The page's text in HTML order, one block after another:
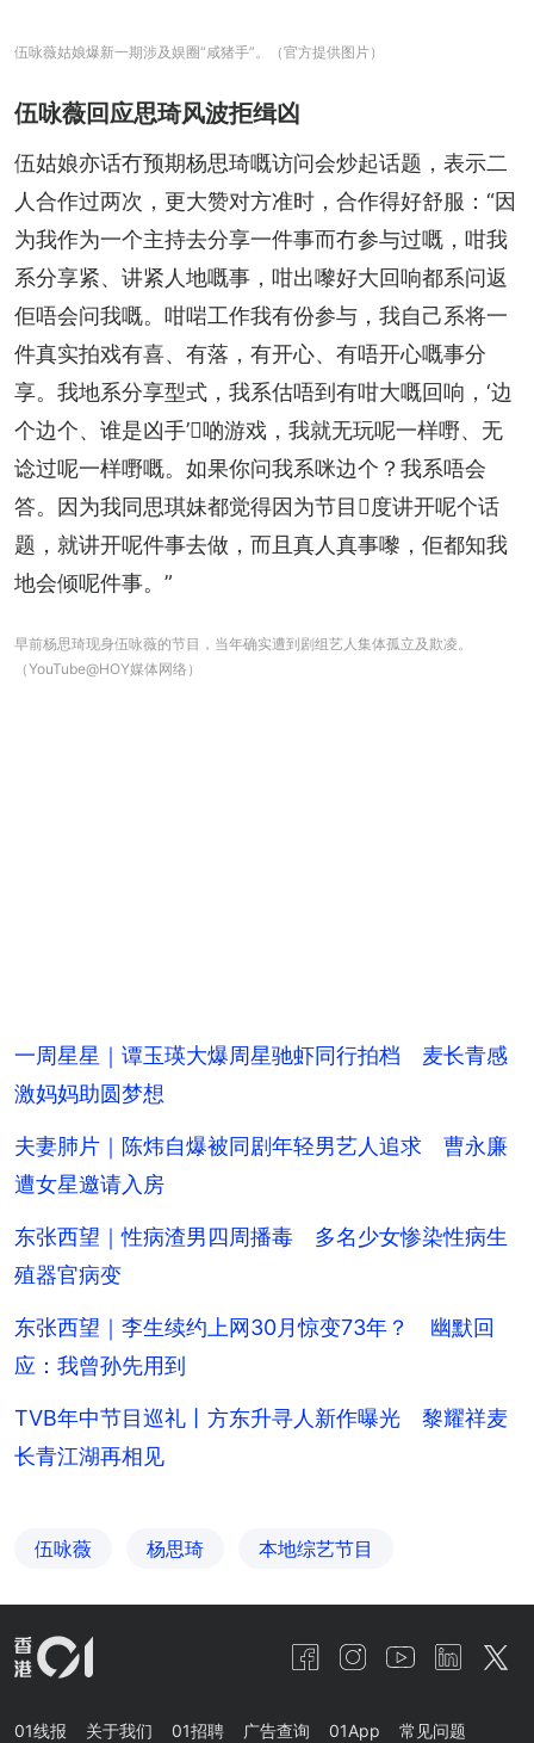
伍咏薇姑娘爆新一期涉及娱圈“咸猪手”。（官方提供图片）
伍咏薇回应思琦风波拒缉凶
伍姑娘亦话冇预期杨思琦嘅访问会炒起话题，表示二
人合作过两次，更大赞对方准时，合作得好舒服：“因
为我作为一个主持去分享一件事而冇参与过嘅，咁我
系分享紧、讲紧人地嘅事，咁出嚟好大回响都系问返
佢唔会问我嘅。咁啱工作我有份参与，我自己系将一
件真实拍戏有喜、有落，有开心、有唔开心嘅事分
享。我地系分享型式，我系估唔到有咁大嘅回响，‘边
个边个、谁是凶手’𠮶啲游戏，我就无玩呢一样嘢、无
谂过呢一样嘢嘅。如果你问我系咪边个？我系唔会
答。因为我同思琪妹都觉得因为节目𠮶度讲开呢个话
题，就讲开呢件事去做，而且真人真事嚟，佢都知我
地会倾呢件事。”
早前杨思琦现身伍咏薇的节目，当年确实遭到剧组艺人集体孤立及欺凌。
（YouTube@HOY媒体网络）
一周星星｜谭玉瑛大爆周星驰虾同行拍档 麦长青感
激妈妈助圆梦想
夫妻肺片｜陈炜自爆被同剧年轻男艺人追求 曹永廉
遭女星邀请入房
东张西望｜性病渣男四周播毒 多名少女惨染性病生
殖器官病变
东张西望｜李生续约上网30月惊变73年？ 幽默回
应：我曾孙先用到
TVB年中节目巡礼丨方东升寻人新作曝光 黎耀祥麦
长青江湖再相见
伍咏薇 杨思琦 本地综艺节目
01线报 关于我们 01招聘 广告查询 01App 常见问题